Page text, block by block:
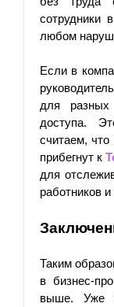
сотрудники
любом
Если в
для
доступа.
считаем, что
прибегнут к
для
работников
Таким
в бизнес-
выше. Уже